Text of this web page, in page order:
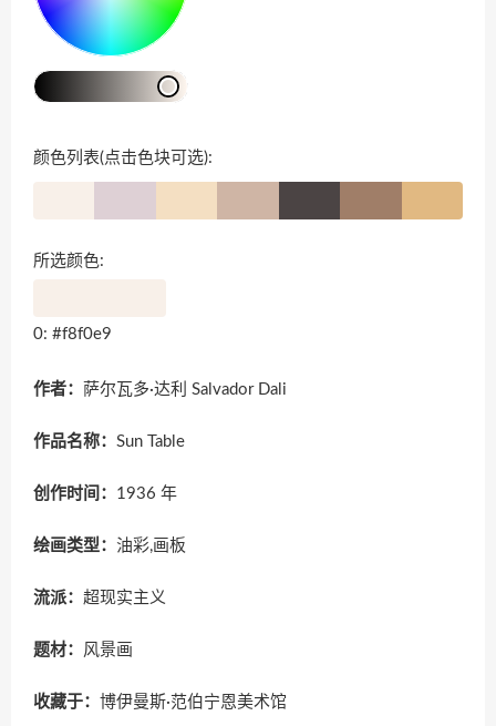
颜色列表(点击色块可选):
所选颜色:
0: #f8f0e9
作者： 萨尔瓦多·达利 Salvador Dali
作品名称： Sun Table
创作时间： 1936 年
绘画类型： 油彩,画板
流派： 超现实主义
题材： 风景画
收藏于： 博伊曼斯·范伯宁恩美术馆